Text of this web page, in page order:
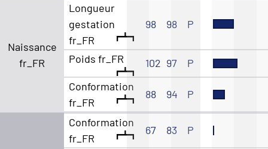
Naissance
fr_FR
Longueur
gestation
fr_FR
98 98 P
Poids fr_FR 102 97
P
Conformation
fr_FR
88 94 P
Conformation
fr_FR
67 83 P